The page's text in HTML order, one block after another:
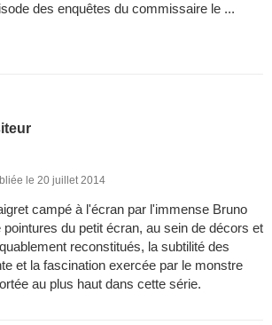
des enquêtes du commissaire le ...
le 20 juillet 2014
campé à l'écran par l'immense Bruno
du petit écran, au sein de décors et
reconstitués, la subtilité des
et la fascination exercée par le monstre
au plus haut dans cette série.